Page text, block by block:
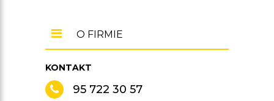
KONTAKT
95 722 30 57
O FIRMIE